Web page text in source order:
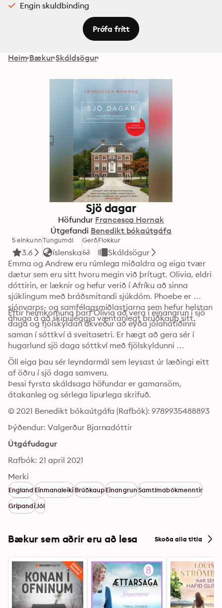
Engin skuldbinding
Prófa frítt
Heim Bækur Skáldsögur
Sjö dagar
Höfundur Francesca Hornak
Útgefandi Benedikt bókaútgáfa
5 einkunn
3.6
Tungumál
íslenska
GerðFlokkur
Skáldsögur
Emma og Andrew eru rúmlega miðaldra og eiga tvær
dætur sem eru sitt hvoru megin við þrítugt. Olivia, eldri
dóttirin, er læknir og hefur verið í Afríku að sinna
sjúklingum með bráðsmitandi sjúkdóm. Phoebe er
sjónvarps- og samfélagsmiðlastjarna sem hefur helstan
áhuga á að skipuleggja væntanlegt brúðkaup sitt.
Eftir heimkomuna þarf Olivia að vera í einangrun í sjö
daga og fjölskyldan ákveður að eyða jólahátíðinni
saman í sóttkví á sveitasetri. Er hægt að gera sér í
hugarlund sjö daga sóttkví með fjölskyldunni …
Öll eiga þau sér leyndarmál sem leysast úr læðingi eitt
af öðru í sjö daga samveru.
Þessi fyrsta skáldsaga höfundar er gamansöm,
átakanleg og sérlega lipurlega skrifuð.
© 2021 Benedikt bókaútgáfa (Rafbók): 9789935488893
Þýðendur: Valgerður Bjarnadóttir
Útgáfudagur
Rafbók: 21 april 2021
Merki
EnglandEinmanaleikiBrúðkaupEinangrunSamtímabókmenntir
GrípandiJól
Bækur sem aðrir eru að lesa Skoða alla titla